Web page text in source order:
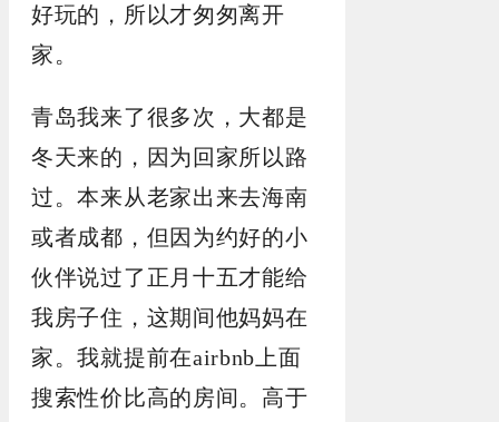
好玩的，所以才匆匆离开
家。
青岛我来了很多次，大都是
冬天来的，因为回家所以路
过。本来从老家出来去海南
或者成都，但因为约好的小
伙伴说过了正月十五才能给
我房子住，这期间他妈妈在
家。我就提前在airbnb上面
搜索性价比高的房间。高于